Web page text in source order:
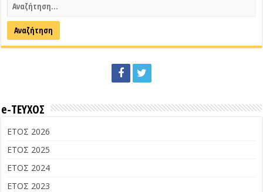
e-ΤΕΥΧΟΣ
ΕΤΟΣ 2026
ΕΤΟΣ 2025
ΕΤΟΣ 2024
ΕΤΟΣ 2023